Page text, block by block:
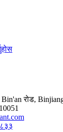
रोड,